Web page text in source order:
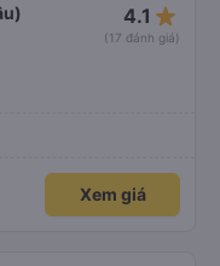
4.1 star_rate
(17 đánh giá)
Xem giá